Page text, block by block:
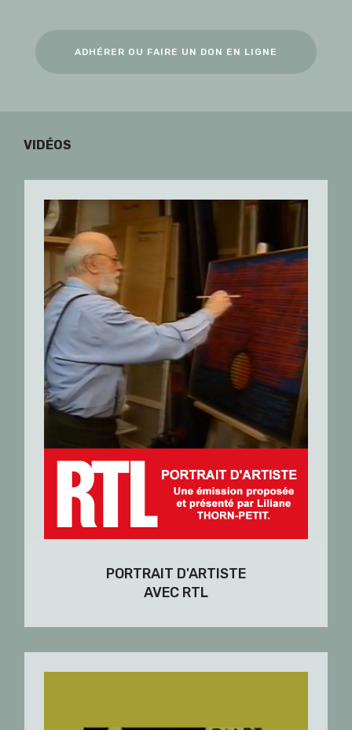
ADHÉRER OU FAIRE UN DON EN LIGNE
VIDÉOS
PORTRAIT D'ARTISTE
AVEC RTL